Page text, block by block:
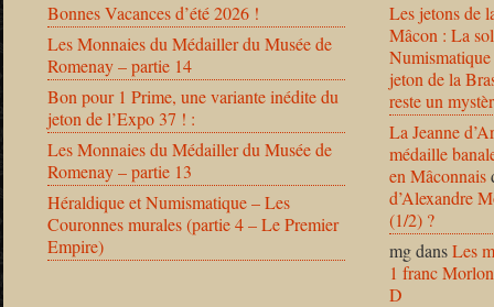
Bonnes Vacances d’été 2026 !
Les Monnaies du Médailler du Musée de
Romenay – partie 14
Bon pour 1 Prime, une variante inédite du
jeton de l’Expo 37 ! :
Les Monnaies du Médailler du Musée de
Romenay – partie 13
Héraldique et Numismatique – Les
Couronnes murales (partie 4 – Le Premier
Empire)
Les jetons de
Mâcon : La
jeton de la
reste un
La Jeanne
médaille
en Mâconnais
d’Alexandre
(1/2) ?
mgdansLes
1 franc
D